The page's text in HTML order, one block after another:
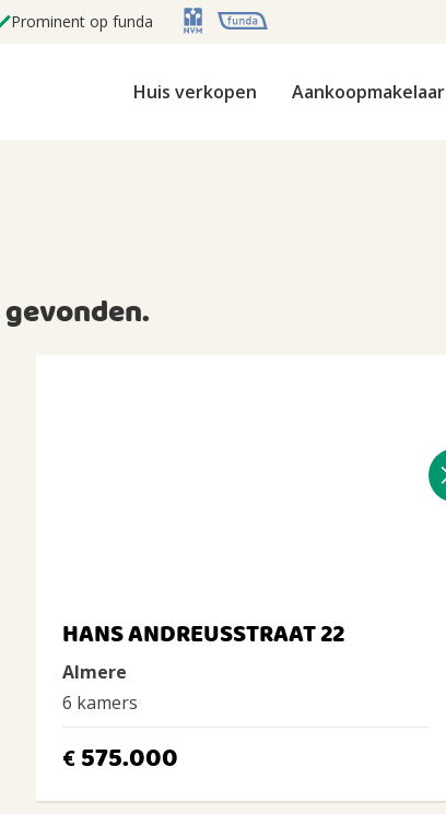
Prominent op funda
Huis verkopen Aankoopmakelaar
gevonden.
HANS ANDREUSSTRAAT 22
Almere
6 kamers
€575.000